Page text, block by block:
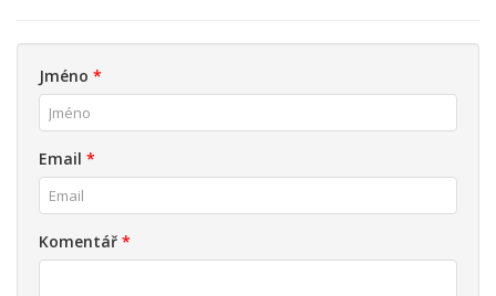
Jméno *
Email *
Komentář *